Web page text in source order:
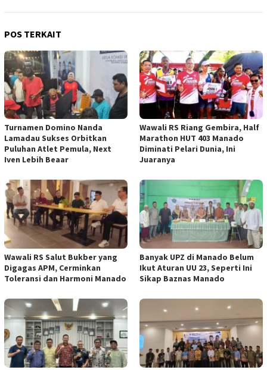
POS TERKAIT
Turnamen Domino Nanda
Lamadau Sukses Orbitkan
Puluhan Atlet Pemula, Next
Iven Lebih Beaar
Wawali RS Riang Gembira, Half
Marathon HUT 403 Manado
Diminati Pelari Dunia, Ini
Juaranya
Wawali RS Salut Bukber yang
Digagas APM, Cerminkan
Toleransi dan Harmoni Manado
Banyak UPZ di Manado Belum
Ikut Aturan UU 23, Seperti Ini
Sikap Baznas Manado